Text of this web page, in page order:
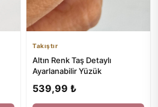
Takıştır
Altın Renk Taş Detaylı
Ayarlanabilir Yüzük
539,99 ₺